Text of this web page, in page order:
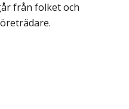
från folket och